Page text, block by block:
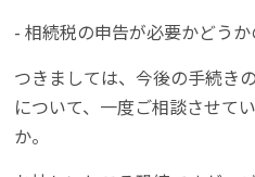
- 相続税の申告が必要かどうか
つきましては、今後の手続き
について、一度ご相談させて
か。